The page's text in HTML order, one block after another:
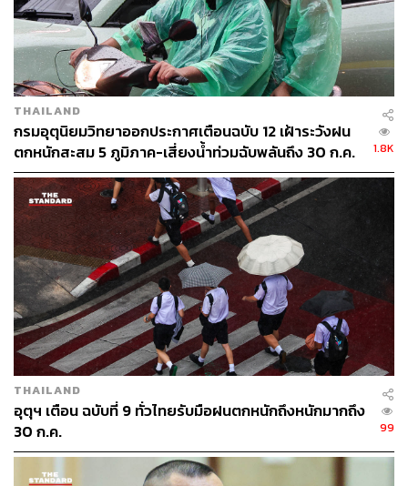
98
ABOUT THE AUTHOR
กองบรรณาธิการ THE STANDARD
THAILAND
กรมอุตุนิยมวิทยาออกประกาศเตือนฉบับ 12 เฝ้าระวังฝน
ตกหนักสะสม 5 ภูมิภาค-เสี่ยงน้ำท่วมฉับพลันถึง 30 ก.ค.
1.8K
THAILAND
อุตุฯ เตือน ฉบับที่ 9 ทั่วไทยรับมือฝนตกหนักถึงหนักมากถึง
30 ก.ค.
99